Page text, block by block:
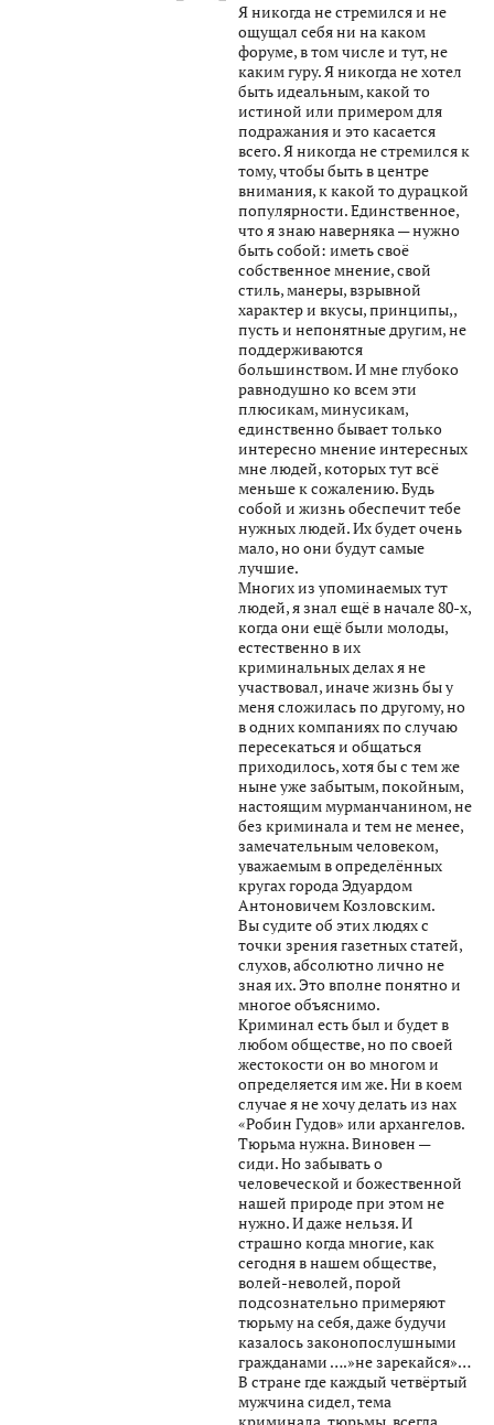
Я никогда не стремился и не
ощущал себя ни на каком
форуме, в том числе и тут, не
каким гуру. Я никогда не хотел
быть идеальным, какой то
истиной или примером для
подражания и это касается
всего. Я никогда не стремился к
тому, чтобы быть в центре
внимания, к какой то дурацкой
популярности. Единственное,
что я знаю наверняка — нужно
быть собой: иметь своё
собственное мнение, свой
стиль, манеры, взрывной
характер и вкусы, принципы,,
пусть и непонятные другим, не
поддерживаются
большинством. И мне глубоко
равнодушно ко всем эти
плюсикам, минусикам,
единственно бывает только
интересно мнение интересных
мне людей, которых тут всё
меньше к сожалению. Будь
собой и жизнь обеспечит тебе
нужных людей. Их будет очень
мало, но они будут самые
лучшие.
Многих из упоминаемых тут
людей, я знал ещё в начале 80-х,
когда они ещё были молоды,
естественно в их
криминальных делах я не
участвовал, иначе жизнь бы у
меня сложилась по другому, но
в одних компаниях по случаю
пересекаться и общаться
приходилось, хотя бы с тем же
ныне уже забытым, покойным,
настоящим мурманчанином, не
без криминала и тем не менее,
замечательным человеком,
уважаемым в определённых
кругах города Эдуардом
Антоновичем Козловским.
Вы судите об этих людях с
точки зрения газетных статей,
слухов, абсолютно лично не
зная их. Это вполне понятно и
многое объяснимо.
Криминал есть был и будет в
любом обществе, но по своей
жестокости он во многом и
определяется им же. Ни в коем
случае я не хочу делать из нах
«Робин Гудов» или архангелов.
Тюрьма нужна. Виновен —
сиди. Но забывать о
человеческой и божественной
нашей природе при этом не
нужно. И даже нельзя. И
страшно когда многие, как
сегодня в нашем обществе,
волей-неволей, порой
подсознательно примеряют
тюрьму на себя, даже будучи
казалось законопослушными
гражданами ….»не зарекайся»…
В стране где каждый четвёртый
мужчина сидел, тема